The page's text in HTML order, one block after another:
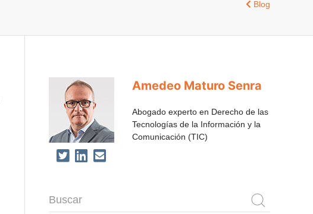
Blog
Amedeo Maturo Senra
Abogado experto en Derecho de las
Tecnologías de la Información y la
Comunicación (TIC)